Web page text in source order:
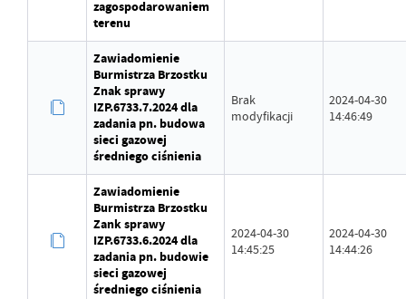
zagospodarowaniem
terenu
Zawiadomienie
Burmistrza Brzostku
Znak sprawy
IZP.6733.7.2024 dla
zadania pn. budowa
sieci gazowej
średniego ciśnienia
Brak
modyfikacji
2024-04-30
14:46:49
Zawiadomienie
Burmistrza Brzostku
Zank sprawy
IZP.6733.6.2024 dla
zadania pn. budowie
sieci gazowej
średniego ciśnienia
2024-04-30
14:45:25
2024-04-30
14:44:26